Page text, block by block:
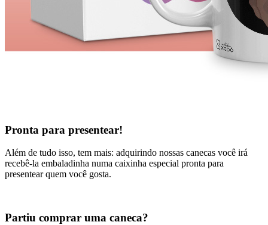
Pronta para presentear!
Além de tudo isso, tem mais: adquirindo nossas canecas você irá
recebê-la embaladinha numa caixinha especial pronta para
presentear quem você gosta.
Partiu comprar uma caneca?